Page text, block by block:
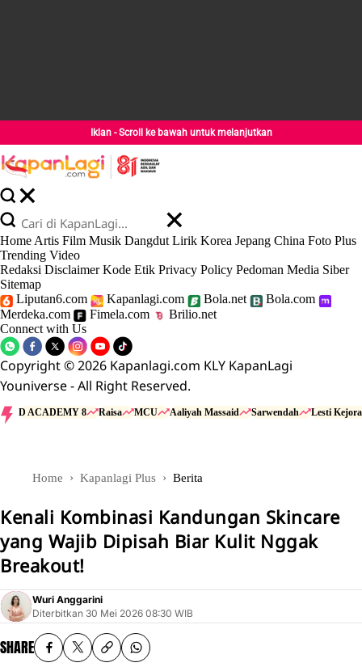
Iklan - Scroll ke bawah untuk melanjutkan
Home Artis Film Musik Dangdut Lirik Korea Jepang China Foto Plus
Trending Video
Redaksi Disclaimer Kode Etik Privacy Policy Pedoman Media Siber
Sitemap
Liputan6.com
Kapanlagi.com Bola.net
Bola.com
Merdeka.com
Fimela.com
Brilio.net
Connect with Us
Copyright © 2026 Kapanlagi.com KLY KapanLagi
Youniverse - All Right Reserved.
D ACADEMY 8 Raisa MCU Aaliyah Massaid Sarwendah Lesti Kejora
Home Kapanlagi Plus Berita
Kenali Kombinasi Kandungan Skincare
yang Wajib Dipisah Biar Kulit Nggak
Breakout!
Wuri Anggarini
Diterbitkan 30 Mei 2026 08:30 WIB
SHARE